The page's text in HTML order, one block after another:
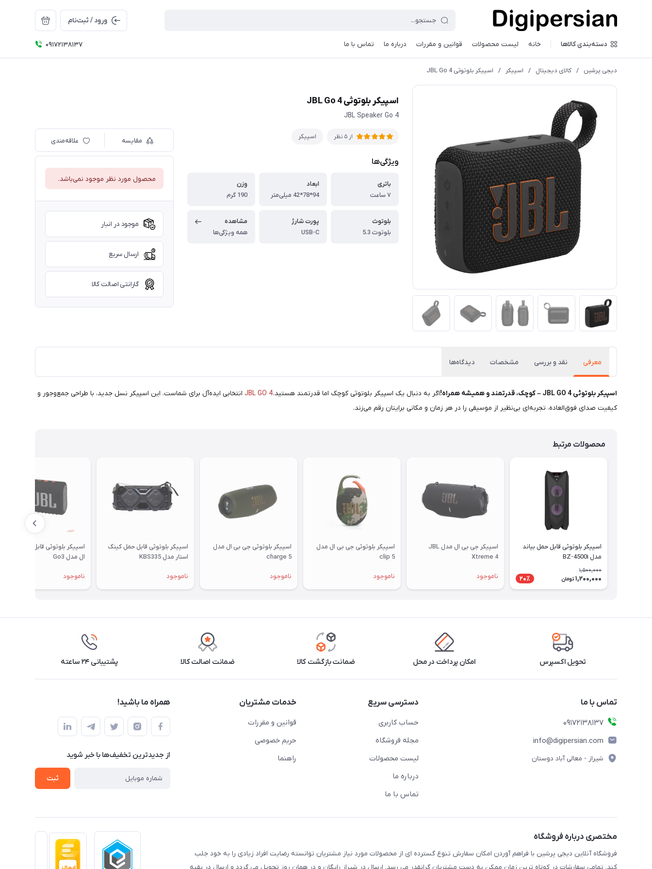
ورود / ثبت‌نام
دسته‌بندی کالاها خانه لیست محصولات قوانین و مقررات درباره ما تماس با ما 09172138137
دیجی پرشین / کالای دیجیتال / اسپیکر / اسپیکر بلوتوثی JBL Go 4
اسپیکر بلوتوثی JBL Go 4
JBL Speaker Go 4
از 5 نظر اسپیکر
ویژگی‌ها
باتری
۷ ساعت
ابعاد
94*78*42 میلی‌متر
وزن
190 گرم
بلوتوث
بلوتوث 5.3
پورت شارژ
USB-C
مشاهده
همه ویژگی‌ها
مقایسه علاقه‌مندی
محصول مورد نظر موجود نمی‌باشد.
موجود در انبار
ارسال سریع
گارانتی اصالت کالا
معرفی نقد و بررسی مشخصات دیدگاه‌ها
اسپیکر بلوتوثی JBL GO 4 – کوچک، قدرتمند و همیشه همراه! اگر به دنبال یک اسپیکر بلوتوثی کوچک اما قدرتمند هستید،
انتخابی ایده‌آل برای شماست. این اسپیکر نسل جدید، با طراحی جمع‌وجور و
کیفیت صدای فوق‌العاده، تجربه‌ای بی‌نظیر از موسیقی را در هر زمان و مکانی برایتان رقم می‌زند.
محصولات مرتبط
اسپیکر بلوتوثی قابل حمل بیاند
مدل BZ-4500i
1,500,000
1,200,000 تومان 20٪
اسپیکر جی بی ال مدل JBL
Xtreme 4
ناموجود
اسپیکر بلوتوثی جی بی ال مدل
clip 5
ناموجود
اسپیکر بلوتوثی جی بی ال مدل
charge 5
ناموجود
اسپیکر بلوتوثی قابل حمل کینگ
استار مدل KBS335
ناموجود
اسپیکر بلوتوثی قابل حمل جی بی
ال مدل Go3
ناموجود
تحویل اکسپرس امکان پرداخت در محل ضمانت بازگشت کالا ضمانت اصالت کالا پشتیبانی ۲۴ ساعته
تماس با ما
09172138137
info@digipersian.com
شیراز - معالی آباد دوستان
دسترسی سریع
حساب کاربری
مجله فروشگاه
لیست محصولات
درباره ما
تماس با ما
خدمات مشتریان
قوانین و مقررات
حریم خصوصی
راهنما
همراه ما باشید!
از جدید‌ترین تخفیف‌ها با‌ خبر شوید
ثبت
مختصری درباره فروشگاه
فروشگاه آنلاین دیجی پرشین با فراهم آوردن امکان سفارش تنوع گسترده ای از محصولات مورد نیاز مشتریان توانسته رضایت افراد زیادی را به خود جلب